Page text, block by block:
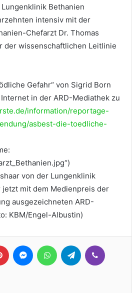
Lungenklinik Bethanien
intensiv mit der
Chefarzt Dr. Thomas
der wissenschaftlichen Leitlinie
Gefahr“ von Sigrid Born
in der ARD-Mediathek zu
information/reportage-
asbest-die-toedliche-
von der Lungenklinik
mit dem Medienpreis der
ausgezeichneten ARD-
KBM/Engel-Albustin)
Pinterest MessengerWhatsAppTelegram